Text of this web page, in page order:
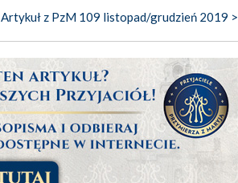
Artykuł z PzM 109 listopad/grudzień 2019 >